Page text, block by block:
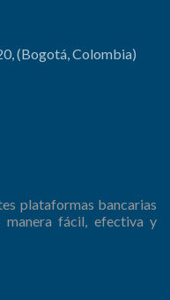
(Bogotá, Colombia)
plataformas bancarias
manera fácil, efectiva y